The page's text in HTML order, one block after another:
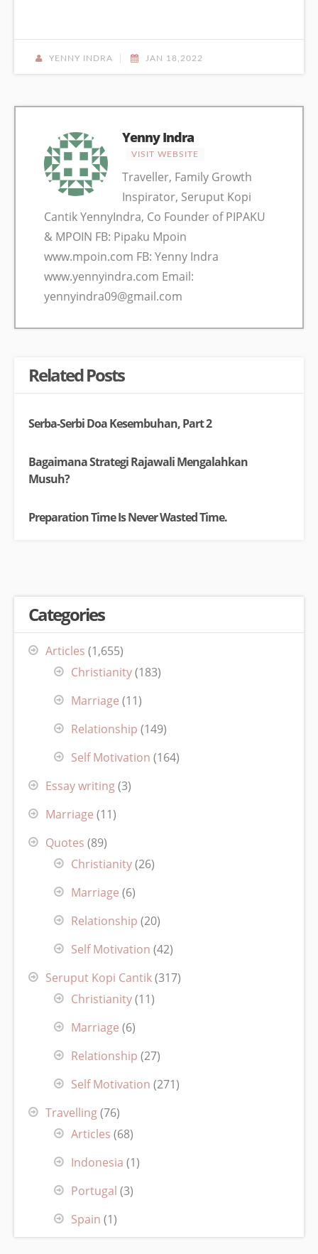
YENNY INDRA JAN 18,2022
Yenny Indra
VISIT WEBSITE
Traveller, Family Growth
Inspirator, Seruput Kopi
Cantik YennyIndra, Co Founder of PIPAKU
& MPOIN FB: Pipaku Mpoin
www.mpoin.com FB: Yenny Indra
www.yennyindra.com Email:
yennyindra09@gmail.com
Related Posts
Serba-Serbi Doa Kesembuhan, Part 2
Bagaimana Strategi Rajawali Mengalahkan
Musuh?
Preparation Time Is Never Wasted Time.
Categories
Articles (1,655)
Christianity(183)
Marriage (11)
Relationship (149)
Self Motivation (164)
Essay writing(3)
Marriage (11)
Quotes (89)
Christianity(26)
Marriage (6)
Relationship (20)
Self Motivation (42)
Seruput Kopi Cantik(317)
Christianity(11)
Marriage (6)
Relationship (27)
Self Motivation (271)
Travelling(76)
Articles (68)
Indonesia (1)
Portugal (3)
Spain (1)